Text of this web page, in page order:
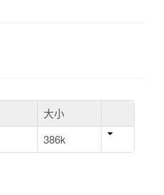
大小
386k